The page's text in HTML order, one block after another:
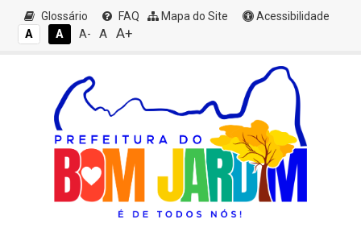
Glossário FAQ Mapa do Site
Acessibilidade
A
A A- A A+